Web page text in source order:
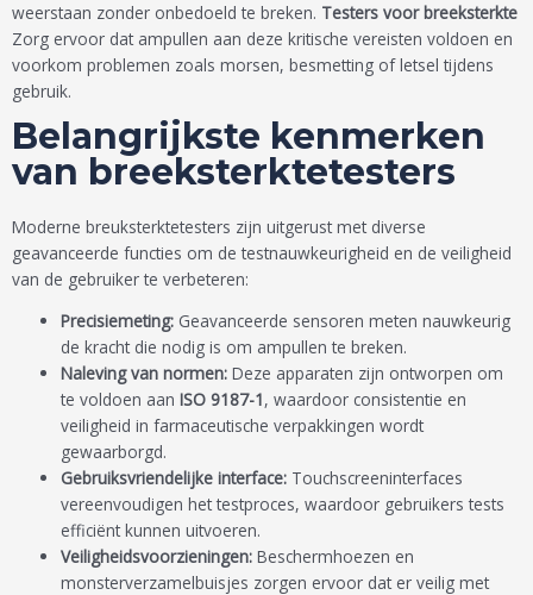
weerstaan zonder onbedoeld te breken. Testers voor breeksterkte
Zorg ervoor dat ampullen aan deze kritische vereisten voldoen en
voorkom problemen zoals morsen, besmetting of letsel tijdens
gebruik.
Belangrijkste kenmerken
van breeksterktetesters
Moderne breuksterktetesters zijn uitgerust met diverse
geavanceerde functies om de testnauwkeurigheid en de veiligheid
van de gebruiker te verbeteren:
Precisiemeting: Geavanceerde sensoren meten nauwkeurig
de kracht die nodig is om ampullen te breken.
Naleving van normen: Deze apparaten zijn ontworpen om
te voldoen aanISO 9187-1, waardoor consistentie en
veiligheid in farmaceutische verpakkingen wordt
gewaarborgd.
Gebruiksvriendelijke interface: Touchscreeninterfaces
vereenvoudigen het testproces, waardoor gebruikers tests
efficiënt kunnen uitvoeren.
Veiligheidsvoorzieningen: Beschermhoezen en
monsterverzamelbuisjes zorgen ervoor dat er veilig met